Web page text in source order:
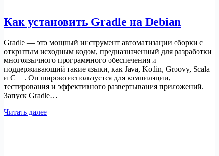
Как установить Gradle на Debian
Gradle — это мощный инструмент автоматизации сборки с
открытым исходным кодом, предназначенный для разработки
многоязычного программного обеспечения и
поддерживающий такие языки, как Java, Kotlin, Groovy, Scala
и C++. Он широко используется для компиляции,
тестирования и эффективного развертывания приложений.
Запуск Gradle…
Читать далееКак